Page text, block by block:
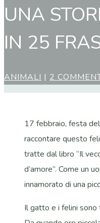
UNA
IN 25
ANIMALI | 2
17 febbraio, festa
raccontare questo
tratte dal libro “Il
d’amore”. Come un
innamorato di una
Il gatto e i felini sono